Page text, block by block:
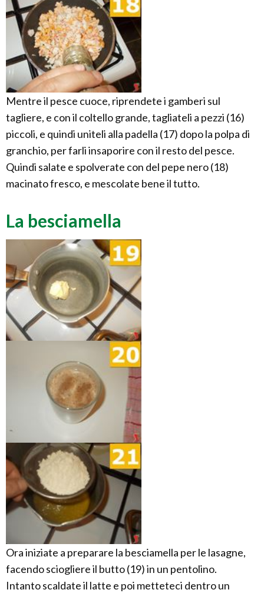
Mentre il pesce cuoce, riprendete i gamberi sul
tagliere, e con il coltello grande, tagliateli a pezzi (16)
piccoli, e quindi uniteli alla padella (17) dopo la polpa di
granchio, per farli insaporire con il resto del pesce.
Quindi salate e spolverate con del pepe nero (18)
macinato fresco, e mescolate bene il tutto.
La besciamella
Ora iniziate a preparare la besciamella per le lasagne,
facendo sciogliere il butto (19) in un pentolino.
Intanto scaldate il latte e poi metteteci dentro un